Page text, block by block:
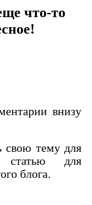
что-то
внизу
тему для
статью для
блога.